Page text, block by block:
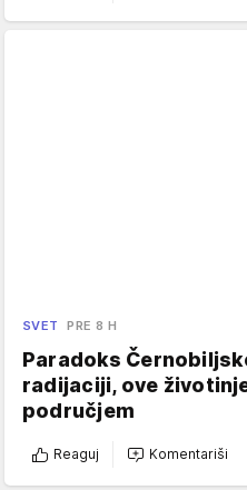
SVET PRE 8 H
Paradoks
radijaciji, ove
područjem
Reaguj Komentariši